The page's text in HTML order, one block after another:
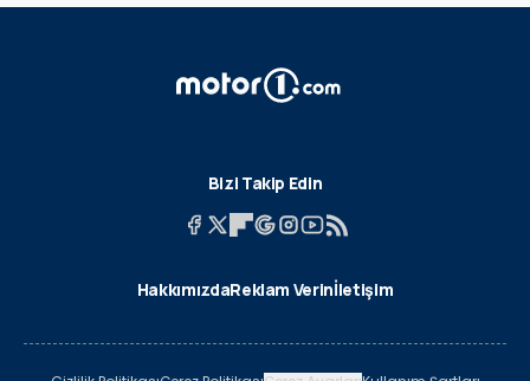
Bizi Takip Edin
HakkımızdaReklam Verinİletişim